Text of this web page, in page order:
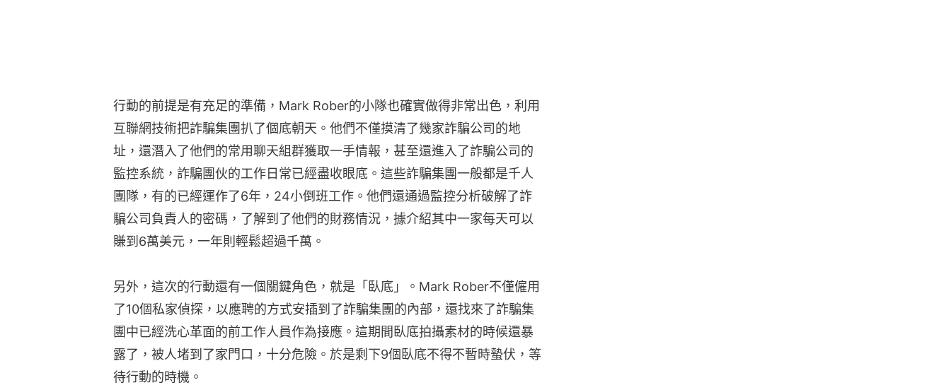
行動的前提是有充足的準備，Mark Rober的小隊也確實做得非常出色，利用
互聯網技術把詐騙集團扒了個底朝天。他們不僅摸清了幾家詐騙公司的地
址，還潛入了他們的常用聊天組群獲取一手情報，甚至還進入了詐騙公司的
監控系統，詐騙團伙的工作日常已經盡收眼底。這些詐騙集團一般都是千人
團隊，有的已經運作了6年，24小倒班工作。他們還通過監控分析破解了詐
騙公司負責人的密碼，了解到了他們的財務情況，據介紹其中一家每天可以
賺到6萬美元，一年則輕鬆超過千萬。
另外，這次的行動還有一個關鍵角色，就是「臥底」。Mark Rober不僅僱用
了10個私家偵探，以應聘的方式安插到了詐騙集團的內部，還找來了詐騙集
團中已經洗心革面的前工作人員作為接應。這期間臥底拍攝素材的時候還暴
露了，被人堵到了家門口，十分危險。於是剩下9個臥底不得不暫時蟄伏，等
待行動的時機。